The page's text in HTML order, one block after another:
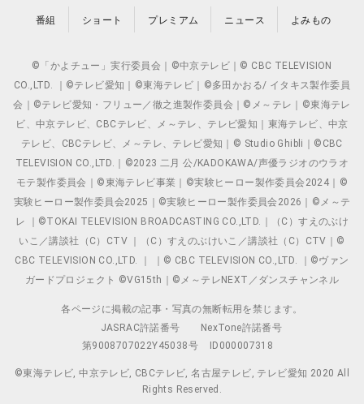
番組 ショート プレミアム ニュース よみもの
©「かよチュー」実行委員会｜©中京テレビ｜© CBC TELEVISION
CO.,LTD. ｜©テレビ愛知｜©東海テレビ｜©多田かおる/ イタキス製作委員
会｜©テレビ愛知・フリュー／徹之進製作委員会｜©メ～テレ｜©東海テレ
ビ、中京テレビ、CBCテレビ、メ～テレ、テレビ愛知｜東海テレビ、中京
テレビ、CBCテレビ、メ～テレ、テレビ愛知｜© Studio Ghibli｜©CBC
TELEVISION CO.,LTD.｜©2023 二月 公/KADOKAWA/声優ラジオのウラオ
モテ製作委員会｜©東海テレビ事業｜©実験ヒーロー製作委員会2024｜©
実験ヒーロー製作委員会2025｜©実験ヒーロー製作委員会2026｜©メ～テ
レ ｜©TOKAI TELEVISION BROADCASTING CO.,LTD.｜（C）すえのぶけ
いこ／講談社（C）CTV ｜（C）すえのぶけいこ／講談社（C）CTV｜©
CBC TELEVISION CO.,LTD. ｜ ｜© CBC TELEVISION CO.,LTD. ｜©ヴァン
ガードプロジェクト ©VG15th｜©メ～テレNEXT／ダンスチャンネル
各ページに掲載の記事・写真の無断転用を禁じます。
JASRAC許諾番号
NexTone許諾番号
第9008707022Y45038号
ID000007318
©東海テレビ, 中京テレビ, CBCテレビ, 名古屋テレビ, テレビ愛知 2020 All
Rights Reserved.